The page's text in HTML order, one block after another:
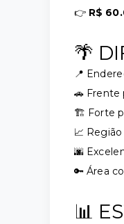
👉 R$
🌴
📍
🚗 Frente
🏗️ Forte
📈
🌆
🔑 Área
📊